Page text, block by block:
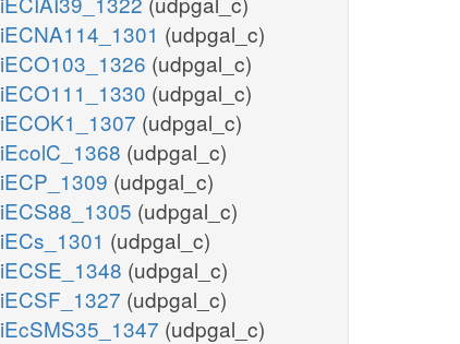
iECNA114_1301 (udpgal_c)
iECO103_1326 (udpgal_c)
iECO111_1330 (udpgal_c)
iECOK1_1307 (udpgal_c)
iEcolC_1368 (udpgal_c)
iECP_1309 (udpgal_c)
iECS88_1305 (udpgal_c)
iECs_1301 (udpgal_c)
iECSE_1348 (udpgal_c)
iECSF_1327 (udpgal_c)
iEcSMS35_1347 (udpgal_c)